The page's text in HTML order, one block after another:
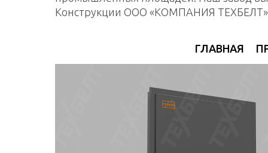
ГЛАВНАЯ
Конструкции ООО «КОМПАНИЯ ТЕХБЕЛТ»